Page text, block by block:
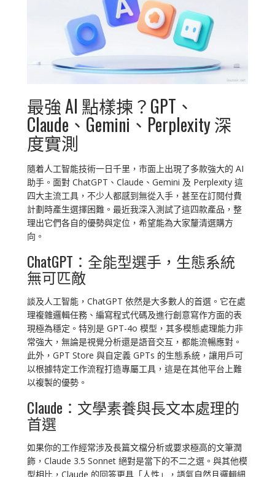
最強 AI 點樣揀？GPT、
Claude、Gemini、Perplexity 深
度實測
隨着人工智能技術一日千里，市面上出現了多款強大的 AI
助手。面對 ChatGPT、Claude、Gemini 及 Perplexity 這
四大主流工具，不少人都感到無從入手，甚至在訂閱付費
計劃時產生選擇困難。最近我深入測試了這四款產品，整
理出它們各自的優勢與定位，希望能為大家釐清選購方
向。
ChatGPT：全能型選手，生態系統
無可匹敵
談及人工智能，ChatGPT 依然是大多數人的首選。它在處
理複雜邏輯任務、編寫程式代碼及進行創意寫作方面的表
現極為穩定。特別是 GPT-4o 模型，其多模態處理能力非
常強大，無論是視覺分析還是語音交互，都能流暢應對。
此外，GPT Store 與自定義 GPTs 的生態系統，讓用戶可
以根據特定工作流程打造專屬工具，這是在其他平台上難
以複製的優勢。
Claude：文學素養與長文本處理的
首選
如果你的工作經常涉及長篇文檔分析或要求極高的文筆潤
飾，Claude 3.5 Sonnet 絕對是當下的不二之選。與其他模
型相比，Claude 的回答更具「人性」，語氣自然且邏輯細